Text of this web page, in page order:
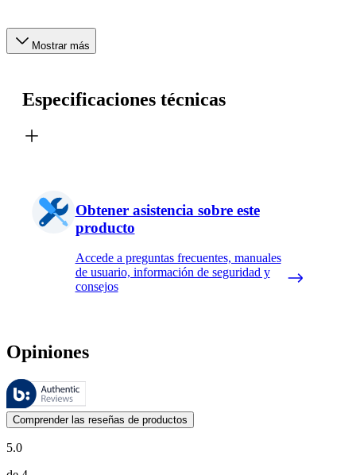
Mostrar más
Especificaciones técnicas
Obtener asistencia sobre este
producto
Accede a preguntas frecuentes, manuales
de usuario, información de seguridad y
consejos
Opiniones
Estas reseñas las gestiona Bazaarvoice y cumplen con la política de
Las opiniones de los clientes en forma de reseñas de productos y
Comprender las reseñas de productos
5.0